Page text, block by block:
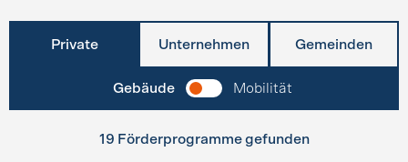
Private Unternehmen Gemeinden
Gebäude Mobilität
19 Förderprogramme gefunden